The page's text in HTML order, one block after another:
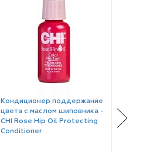
Кондиционер поддержание
цвета с маслом шиповника -
CHI Rose Hip Oil Protecting
Conditioner